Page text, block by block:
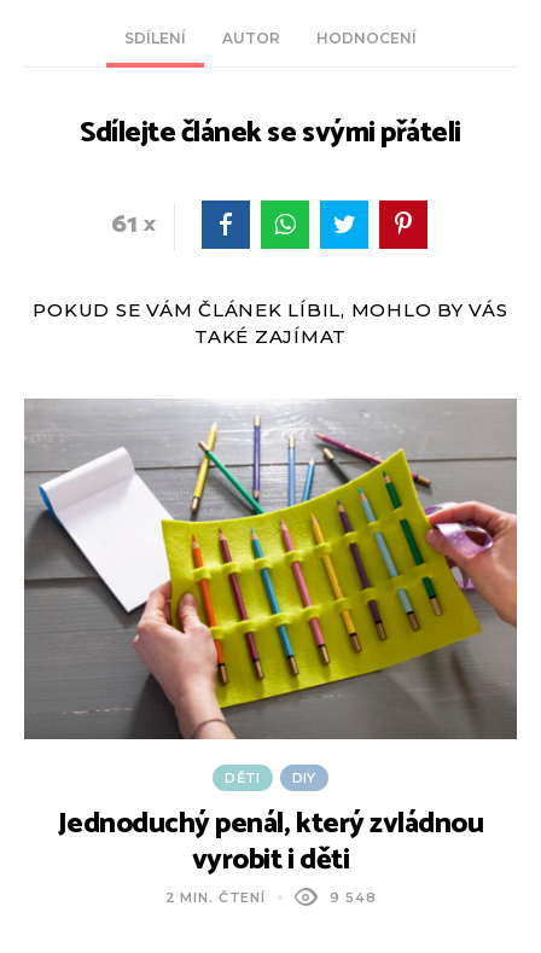
SDÍLENÍ AUTOR HODNOCENÍ
Sdílejte článek se svými přáteli
61
POKUD SE VÁM ČLÁNEK LÍBIL, MOHLO BY VÁS
TAKÉ ZAJÍMAT
DĚTI DIY
Jednoduchý penál, který zvládnou
vyrobit i děti
2 MIN. ČTENÍ 9 548